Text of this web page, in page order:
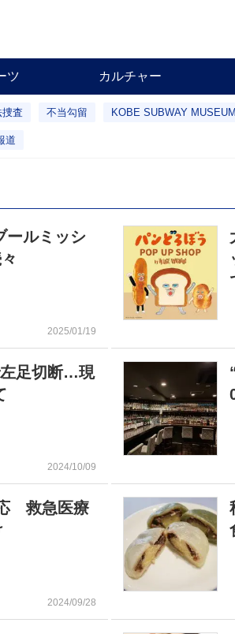
ツ カルチャー
査 不当勾留 KOBE SUBWAY MUSEUM
道
ールミッシ
2025/01/19
足切断…現
2024/10/09
応 救急医療
2024/09/28